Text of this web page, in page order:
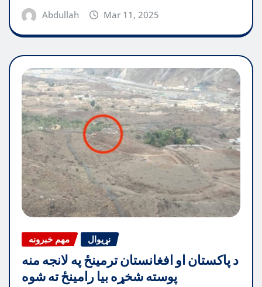
Abdullah Mar 11, 2025
مهم خبرونه نړیوال
د پاکستان او افغانستان ترمینځ په لانجه منه
پوسته شخړه بیا رامینځ ته شوه